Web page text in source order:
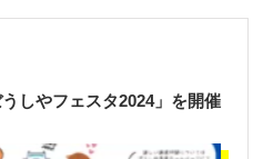
軽に使える全32種のスタンプが
やりとりがほっこり和むこと間
まとの距離をさらに縮めること
や取り組みを積極的に展開して
しやフェスタ2024」を開催